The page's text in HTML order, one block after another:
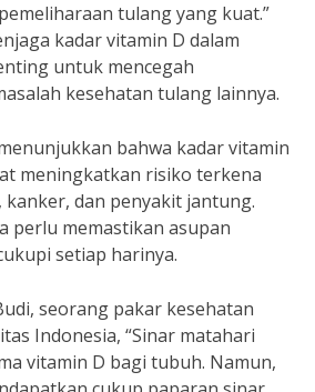
tulang yang kuat.”
kadar vitamin D dalam
untuk mencegah
kesehatan tulang lainnya.
bahwa kadar vitamin
meningkatkan risiko terkena
dan penyakit jantung.
perlu memastikan asupan
setiap harinya.
seorang pakar kesehatan
Indonesia, “Sinar matahari
vitamin D bagi tubuh. Namun,